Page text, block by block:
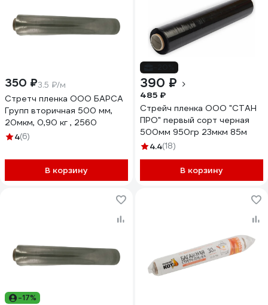
350 ₽3.5 ₽/м
Стретч пленка ООО БАРСА
Групп вторичная 500 мм,
20мкм, 0,90 кг , 2560
4(6)
В корзину
390 ₽
485 ₽
Стрейч пленка ООО "СТАН
ПРО" первый сорт черная
500мм 950гр 23мкм 85м
4.4(18)
В корзину
-17%